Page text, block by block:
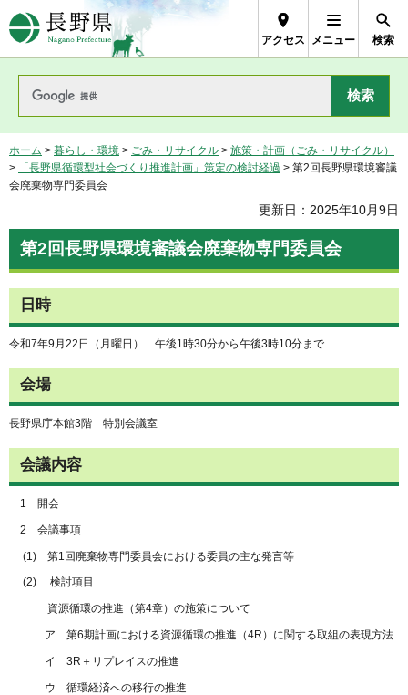
長野県Nagano Prefecture
アクセス メニュー 検索
ホーム > 暮らし・環境 > ごみ・リサイクル > 施策・計画（ごみ・リサイクル）
>
「長野県循環型社会づくり推進計画」策定の検討経過 > 第2回長野県環境審議
会廃棄物専門委員会
更新日：2025年10月9日
第2回長野県環境審議会廃棄物専門委員会
日時
令和7年9月22日（月曜日） 午後1時30分から午後3時10分まで
会場
長野県庁本館3階 特別会議室
会議内容
1 開会
2 会議事項
(1) 第1回廃棄物専門委員会における委員の主な発言等
(2) 検討項目
資源循環の推進（第4章）の施策について
ア 第6期計画における資源循環の推進（4R）に関する取組の表現方法
イ 3R＋リプレイスの推進
ウ 循環経済への移行の推進